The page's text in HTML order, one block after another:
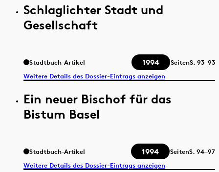
Schlaglichter Stadt und
Gesellschaft
Stadtbuch-Artikel 1994 SeitenS. 93–93
Weitere Details des Dossier-Eintrags anzeigen
Ein neuer Bischof für das
Bistum Basel
Stadtbuch-Artikel 1994 SeitenS. 94–97
Weitere Details des Dossier-Eintrags anzeigen